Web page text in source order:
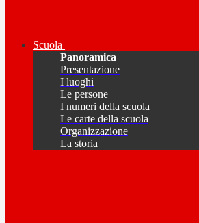
Scuola
Panoramica
Presentazione
I luoghi
Le persone
I numeri della scuola
Le carte della scuola
Organizzazione
La storia